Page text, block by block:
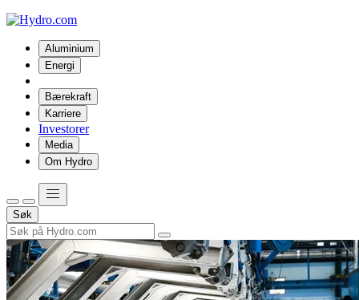
Aluminium
Energi
Bærekraft
Karriere
Investorer
Media
Om Hydro
Søk